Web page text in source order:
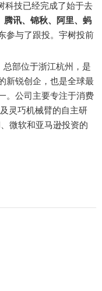
科技已经完成了始于去
腾讯、锦秋、阿里、蚂
参与了跟投。宇树投前
部位于浙江杭州，是
新锐创企，也是全球最
。公司主要专注于消费
灵巧机械臂的自主研
微软和亚马逊投资的